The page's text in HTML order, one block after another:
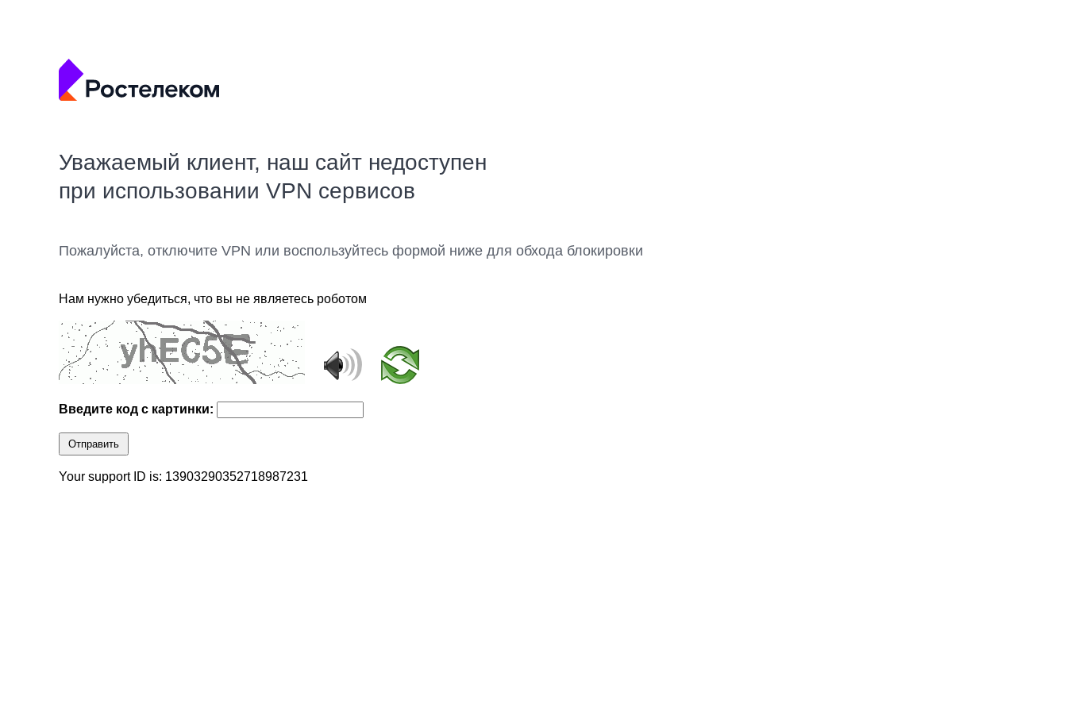
Уважаемый клиент, наш сайт недоступен
при использовании VPN сервисов
Пожалуйста, отключите VPN или воспользуйтесь формой ниже для обхода блокировки
Нам нужно убедиться, что вы не являетесь роботом
Введите код с картинки:
Отправить
Your support ID is: 13903290352718987231